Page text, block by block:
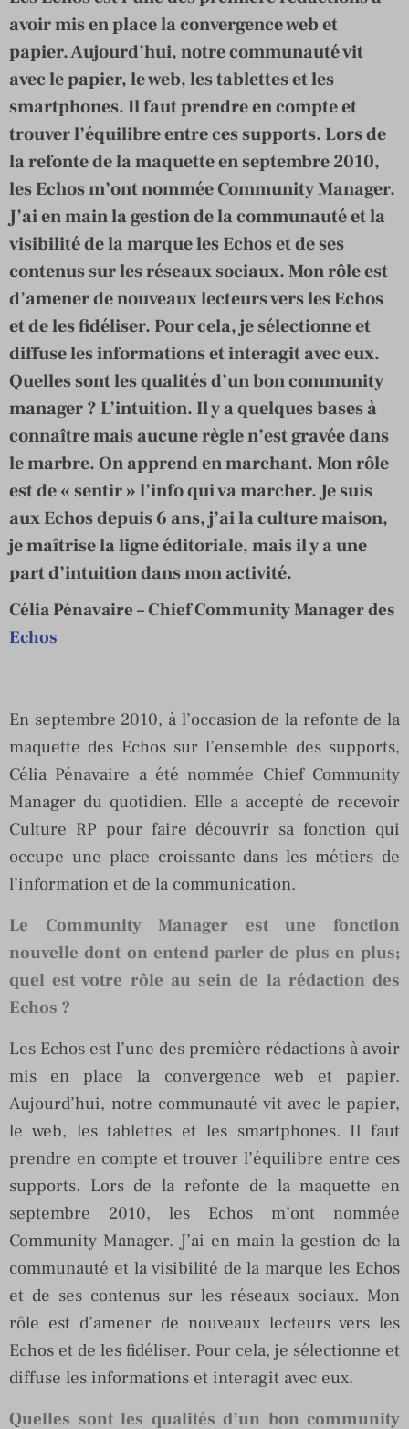
avoir mis en place la convergence web et
papier. Aujourd’hui, notre communauté vit
avec le papier, le web, les tablettes et les
smartphones. Il faut prendre en compte et
trouver l’équilibre entre ces supports. Lors de
la refonte de la maquette en septembre 2010,
les Echos m’ont nommée Community Manager.
J’ai en main la gestion de la communauté et la
visibilité de la marque les Echos et de ses
contenus sur les réseaux sociaux. Mon rôle est
d’amener de nouveaux lecteurs vers les Echos
et de les fidéliser. Pour cela, je sélectionne et
diffuse les informations et interagit avec eux.
Quelles sont les qualités d’un bon community
manager ? L’intuition. Il y a quelques bases à
connaître mais aucune règle n’est gravée dans
le marbre. On apprend en marchant. Mon rôle
est de « sentir » l’info qui va marcher. Je suis
aux Echos depuis 6 ans, j’ai la culture maison,
je maîtrise la ligne éditoriale, mais il y a une
part d’intuition dans mon activité.
Célia Pénavaire – Chief Community Manager des
Echos
En septembre 2010, à l’occasion de la refonte de la
maquette des Echos sur l’ensemble des supports,
Célia Pénavaire a été nommée Chief Community
Manager du quotidien. Elle a accepté de recevoir
Culture RP pour faire découvrir sa fonction qui
occupe une place croissante dans les métiers de
l’information et de la communication.
Le Community Manager est une fonction
nouvelle dont on entend parler de plus en plus;
quel est votre rôle au sein de la rédaction des
Echos ?
Les Echos est l’une des première rédactions à avoir
mis en place la convergence web et papier.
Aujourd’hui, notre communauté vit avec le papier,
le web, les tablettes et les smartphones. Il faut
prendre en compte et trouver l’équilibre entre ces
supports. Lors de la refonte de la maquette en
septembre 2010, les Echos m’ont nommée
Community Manager. J’ai en main la gestion de la
communauté et la visibilité de la marque les Echos
et de ses contenus sur les réseaux sociaux. Mon
rôle est d’amener de nouveaux lecteurs vers les
Echos et de les fidéliser. Pour cela, je sélectionne et
diffuse les informations et interagit avec eux.
Quelles sont les qualités d’un bon community